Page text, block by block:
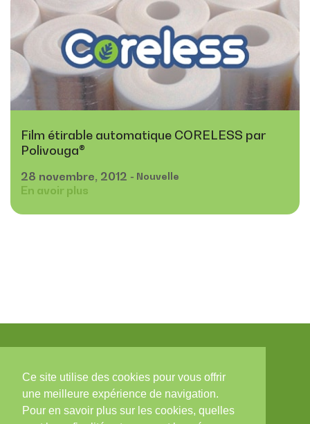
Ce site utilise des cookies pour vous offrir
une meilleure expérience de navigation.
Pour en savoir plus sur les cookies, quelles
Film étirable automatique CORELESS par
Polivouga®
28 novembre, 2012 - Nouvelle
En avoir plus
Contacts
Zona Industrial, Arruamento C - Lote 56, 3850-184